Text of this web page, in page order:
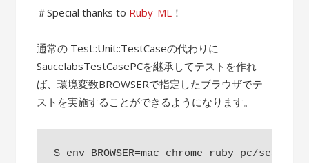
＃Special thanks to Ruby-ML ！
通常の Test::Unit::TestCaseの代わりに
SaucelabsTestCasePCを継承してテストを作れ
ば、環境変数BROWSERで指定したブラウザでテ
ストを実施することができるようになります。
$ env BROWSER=mac_chrome ruby pc/